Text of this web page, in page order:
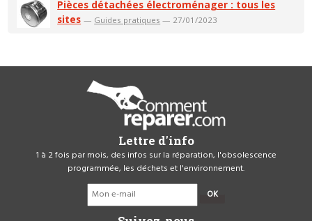
Pièces détachées électroménager : tous les
sites — Guides pratiques — 27/01/2023
Lettre d'info
1 à 2 fois par mois, des infos sur la réparation, l'obsolescence
programmée, les déchets et l'environnement.
OK